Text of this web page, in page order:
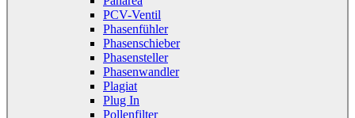
PCV-Ventil
Phasenfühler
Phasenschieber
Phasensteller
Phasenwandler
Plagiat
Plug In
Pollenfilter